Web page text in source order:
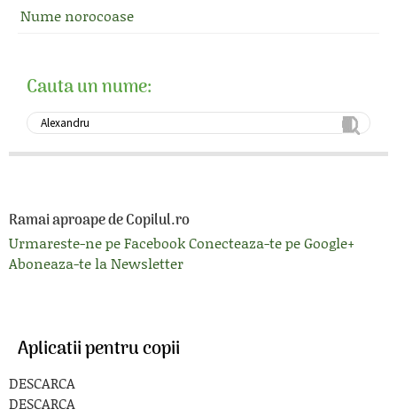
Nume norocoase
Cauta un nume:
Ramai aproape de Copilul.ro
Urmareste-ne pe FacebookConecteaza-te pe Google+
Aboneaza-te la Newsletter
Aplicatii pentru copii
DESCARCA
DESCARCA